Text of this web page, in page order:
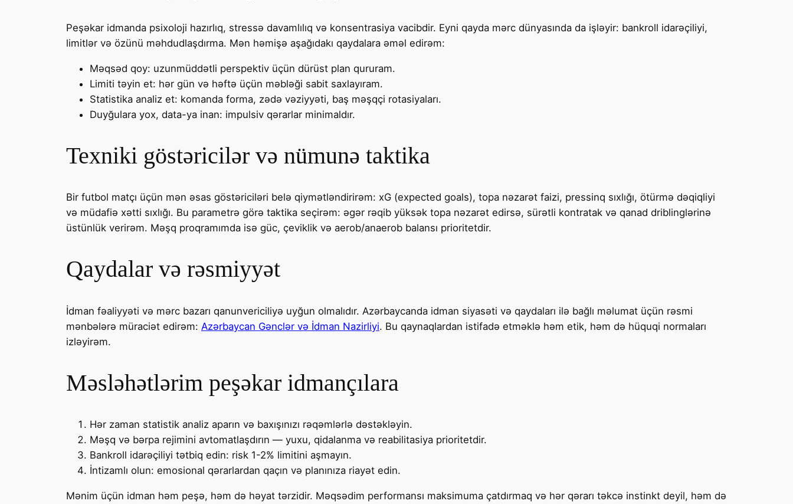
Peşəkar idmanda psixoloji hazırlıq, stressə davamlılıq və konsentrasiya vacibdir. Eyni qayda mərc dünyasında da işləyir: bankroll idarəçiliyi,
limitlər və özünü məhdudlaşdırma. Mən həmişə aşağıdakı qaydalara əməl edirəm:
Məqsəd qoy: uzunmüddətli perspektiv üçün dürüst plan qururam.
Limiti təyin et: hər gün və həftə üçün məbləği sabit saxlayıram.
Statistika analiz et: komanda forma, zədə vəziyyəti, baş məşqçi rotasiyaları.
Duyğulara yox, data-ya inan: impulsiv qərarlar minimaldır.
Texniki göstəricilər və nümunə taktika
Bir futbol matçı üçün mən əsas göstəriciləri belə qiymətləndirirəm: xG (expected goals), topa nəzarət faizi, pressinq sıxlığı, ötürmə dəqiqliyi
və müdafiə xətti sıxlığı. Bu parametrə görə taktika seçirəm: əgər rəqib yüksək topa nəzarət edirsə, sürətli kontratak və qanad driblinglərinə
üstünlük verirəm. Məşq proqramımda isə güc, çeviklik və aerob/anaerob balansı prioritetdir.
Qaydalar və rəsmiyyət
İdman fəaliyyəti və mərc bazarı qanunvericiliyə uyğun olmalıdır. Azərbaycanda idman siyasəti və qaydaları ilə bağlı məlumat üçün rəsmi
mənbələrə müraciət edirəm: Azərbaycan Gənclər və İdman Nazirliyi. Bu qaynaqlardan istifadə etməklə həm etik, həm də hüquqi normaları
izləyirəm.
Məsləhətlərim peşəkar idmançılara
Hər zaman statistik analiz aparın və baxışınızı rəqəmlərlə dəstəkləyin.
Məşq və bərpa rejimini avtomatlaşdırın — yuxu, qidalanma və reabilitasiya prioritetdir.
Bankroll idarəçiliyi tətbiq edin: risk 1-2% limitini aşmayın.
İntizamlı olun: emosional qərarlardan qaçın və planınıza riayət edin.
Mənim üçün idman həm peşə, həm də həyat tərzidir. Məqsədim performansı maksimuma çatdırmaq və hər qərarı təkcə instinkt deyil, həm də